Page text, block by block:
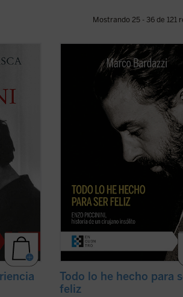
Mostrando 25 - 36 de 121
más
de
En mayo de 1999, 7.000 personas
abarrotaron la basílica de San
en Bolonia para dar su último
Enzo Piccinini, cirujano del
Sant'Orsola. ¿Quién era este
médico que había sido capaz de
una huella tan ...(ver ficha)
Todo lo he hecho para
feliz